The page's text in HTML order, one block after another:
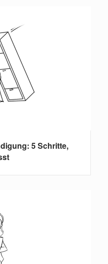
5 Schritte,